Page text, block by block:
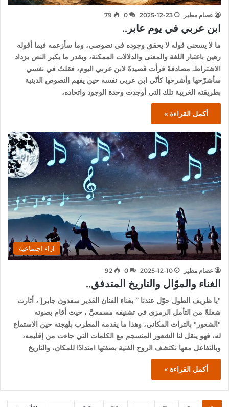
عصام مطير 2025-12-23
0
79
ابن عربي في يوم عابر..
ما لا يسعني قوله لا يحقق وجوده في نصوصي، وما سأزعمه فيما أقوله
رهين باعتبار اللغة والمعنى والدلالات الممكنة، وبقدر ما يكبر النص يزداد
الاشتراط. مصادفةً قرأت قصيدةً لابن عربي اليوم، فقلتُ في نفسي
سأشرّحها وأشرحها كأنّي ابن عربي نفسه حين يفهم النصوص الدينية
بطريقته الغريبة تلك التي أوجدت وحدة الوجود واتحاده،
أكمل القراءة »
آراء اجتماعية
عصام مطير 2025-12-10
0
92
الغناء والموّال والتاريخ المتدفق..
"يا ظريف الطول حوّل عندنا ” بغناء الفنان القدير سعدون جابر[ ، أثارت
شعلةً من التأمل الرمزي في تشنيفه مسمعيَّ ، حيث أقام بصوته
"الشعور" بالتراث المكاني، وهذا ما يقدمه المطرب بلهجته حين الاستماع
له، فهو ينقل لنا الشعور المنسجم مع الكلمات التي جاءت من إقليمه،
وبالتفاعل معها نكتشف الروح الفنية بصفتها امتدادًا للمكان، والتاريخ
أكمل القراءة »